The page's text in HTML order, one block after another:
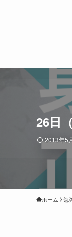
26日
2013年5
ホーム 勉